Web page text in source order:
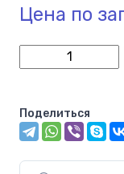
Цена по
Поделиться